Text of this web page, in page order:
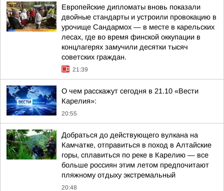
Европейские дипломаты вновь показали
двойные стандарты и устроили провокацию в
урочище Сандармох — в месте в карельских
лесах, где во время финской оккупации в
концлагерях замучили десятки тысяч
советских граждан.
21:39
О чем расскажут сегодня в 21.10 «Вести
Карелия»:
20:55
Добраться до действующего вулкана на
Камчатке, отправиться в поход в Алтайские
горы, сплавиться по реке в Карелию — все
больше россиян этим летом предпочитают
пляжному отдыху экстремальный
20:48